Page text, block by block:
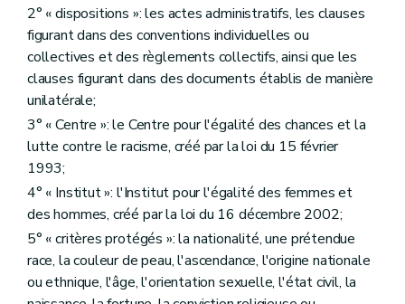
2° « dispositions »: les actes administratifs, les clauses
figurant dans des conventions individuelles ou
collectives et des règlements collectifs, ainsi que les
clauses figurant dans des documents établis de manière
unilatérale;
3° « Centre »: le Centre pour l'égalité des chances et la
lutte contre le racisme, créé par la loi du 15 février
1993;
4° « Institut »: l'Institut pour l'égalité des femmes et
des hommes, créé par la loi du 16 décembre 2002;
5° « critères protégés »: la nationalité, une prétendue
race, la couleur de peau, l'ascendance, l'origine nationale
ou ethnique, l'âge, l'orientation sexuelle, l'état civil, la